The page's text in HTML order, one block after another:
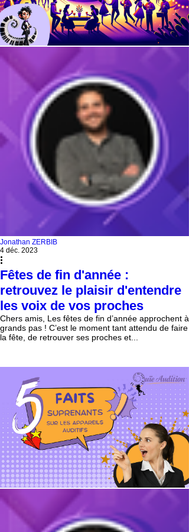
Jonathan ZERBIB
4 déc. 2023
Fêtes de fin d'année :
retrouvez le plaisir d'entendre
les voix de vos proches
Chers amis, Les fêtes de fin d’année approchent à
grands pas ! C’est le moment tant attendu de faire
la fête, de retrouver ses proches et...